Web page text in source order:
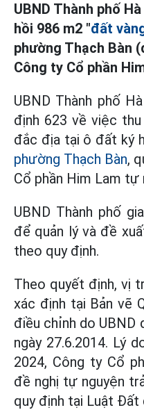
UBND Thành phố
hồi 986 m2 "đất
phường Thạch Bàn
Công ty Cổ phần
UBND Thành phố
định 623 về việc
đắc địa tại ô đất ký
phường Thạch Bàn,
Cổ phần Him Lam
UBND Thành phố
để quản lý và đề
theo quy định.
Theo quyết định, vị
xác định tại Bản vẽ
điều chỉnh do UBND
ngày 27.6.2014. Lý
2024, Công ty Cổ
đề nghị tự nguyện
quy định tại Luật Đất